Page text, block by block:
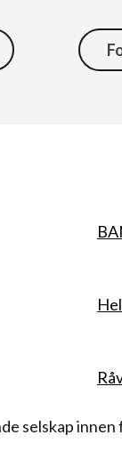
selskap